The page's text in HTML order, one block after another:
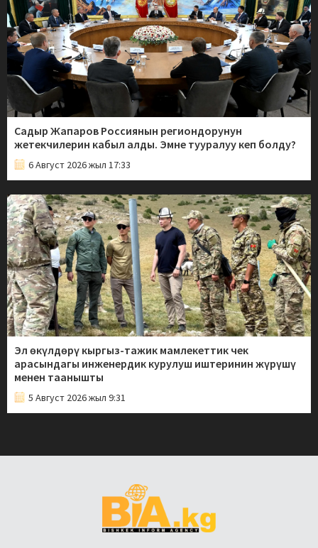
Садыр Жапаров Россиянын региондорунун
жетекчилерин кабыл алды. Эмне тууралуу кеп болду?
6 Август 2026 жыл 17:33
Эл өкүлдөрү кыргыз-тажик мамлекеттик чек
арасындагы инженердик курулуш иштеринин жүрүшү
менен таанышты
5 Август 2026 жыл 9:31